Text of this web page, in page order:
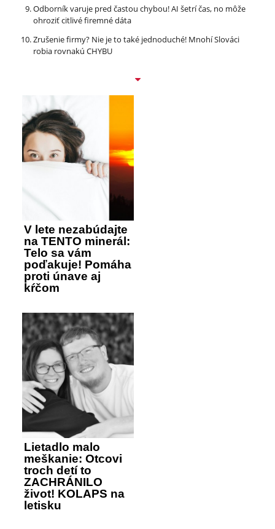
Odborník varuje pred častou chybou! AI šetrí čas, no môže
ohroziť citlivé firemné dáta
Zrušenie firmy? Nie je to také jednoduché! Mnohí Slováci
robia rovnakú CHYBU
V lete nezabúdajte
na TENTO minerál:
Telo sa vám
poďakuje! Pomáha
proti únave aj
kŕčom
Lietadlo malo
meškanie: Otcovi
troch detí to
ZACHRÁNILO
život! KOLAPS na
letisku